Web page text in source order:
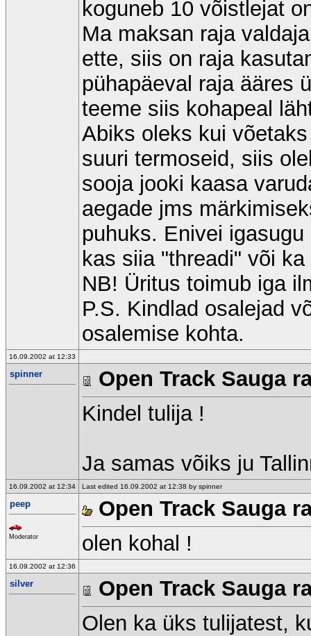
koguneb 10 võistlejat
Ma maksan raja
ette, siis on raja
pühapäeval raja ääres
teeme siis kohapeal
Abiks oleks kui
suuri termoseid, siis
sooja jooki kaasa
aegade jms
puhuks. Enivei
kas siia "threadi" või
NB! Üritus toimub iga
P.S. Kindlad osalejad
osalemise kohta.
16.09.2002 at 12:33
spinner
Open Track Sauga
Kindel tulija !
Ja samas võiks ju
16.09.2002 at 12:34 Last edited 16.09.2002 at 12:38 by spinner
peep
Moderator
Open Track Sauga
olen kohal !
16.09.2002 at 12:36
silver
Open Track Sauga
Olen ka üks tulijatest,